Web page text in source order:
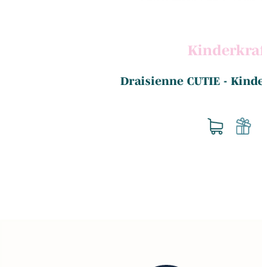
Draisienne CUTIE -